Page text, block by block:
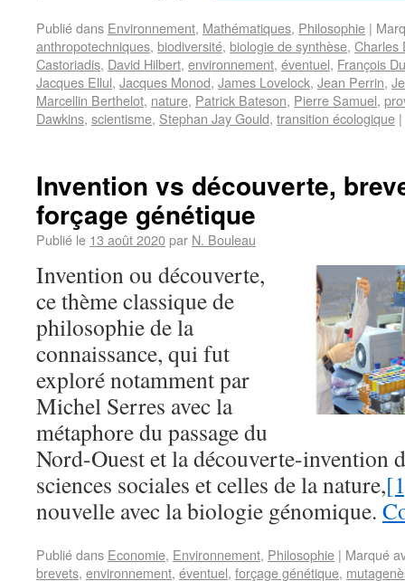
Publié dans Environnement, Mathématiques, Philosophie |
anthropotechniques, biodiversité, biologie de synthèse, Charles
Castoriadis, David Hilbert, environnement, éventuel, François
Jacques Ellul, Jacques Monod, James Lovelock, Jean Perrin,
Marcellin Berthelot, nature, Patrick Bateson, Pierre Samuel,
Dawkins, scientisme, Stephan Jay Gould, transition écologique |
Invention vs découverte,
forçage génétique
Publié le 13 août 2020par N. Bouleau
Invention ou découverte,
ce thème classique de
philosophie de la
connaissance, qui fut
exploré notamment par
Michel Serres avec la
métaphore du passage du
Nord-Ouest et la découverte-invention
sciences sociales et celles de la nature,
nouvelle avec la biologie génomique.
Publié dans Economie, Environnement, Philosophie | Marqué
brevets, environnement, éventuel, forçage génétique,